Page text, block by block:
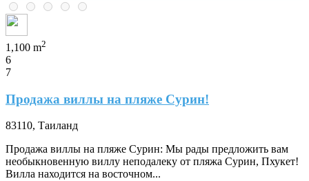
1,100 m2
6
7
Продажа виллы на пляже Сурин!
83110, Таиланд
Продажа виллы на пляже Сурин: Мы рады предложить вам
необыкновенную виллу неподалеку от пляжа Сурин, Пхукет!
Вилла находится на восточном...